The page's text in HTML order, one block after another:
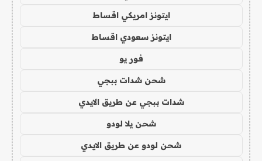
ايتونز امريكي اقساط
ايتونز سعودي اقساط
فور يو
شحن شدات ببجي
شدات ببجي عن طريق الايدي
شحن يلا لودو
شحن لودو عن طريق الايدي